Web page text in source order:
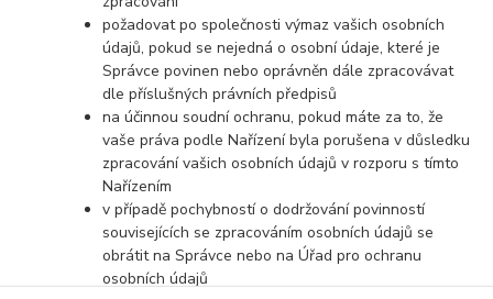
požadovat po společnosti výmaz vašich osobních
údajů, pokud se nejedná o osobní údaje, které je
Správce povinen nebo oprávněn dále zpracovávat
dle příslušných právních předpisů
na účinnou soudní ochranu, pokud máte za to, že
vaše práva podle Nařízení byla porušena v důsledku
zpracování vašich osobních údajů v rozporu s tímto
Nařízením
v případě pochybností o dodržování povinností
souvisejících se zpracováním osobních údajů se
obrátit na Správce nebo na Úřad pro ochranu
osobních údajů